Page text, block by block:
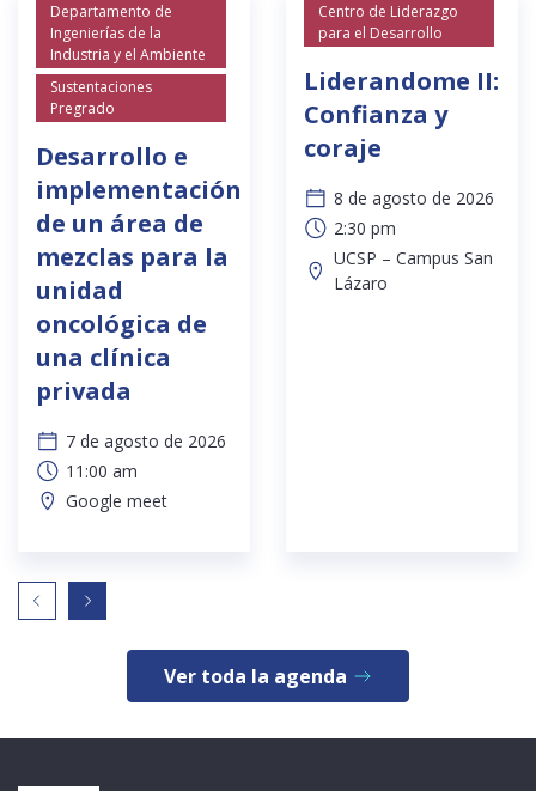
Departamento de
Ingenierías de la
Industria y el Ambiente
Sustentaciones
Pregrado
Desarrollo e
implementación
de un área de
mezclas para la
unidad
oncológica de
una clínica
privada
7 de agosto de 2026
11:00 am
Google meet
Centro de Liderazgo
para el Desarrollo
Liderandome II:
Confianza y
coraje
8 de agosto de 2026
2:30 pm
UCSP – Campus San
Lázaro
Ver toda la agenda